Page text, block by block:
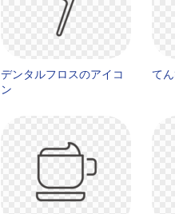
デンタルフロスのアイコ
ン
て